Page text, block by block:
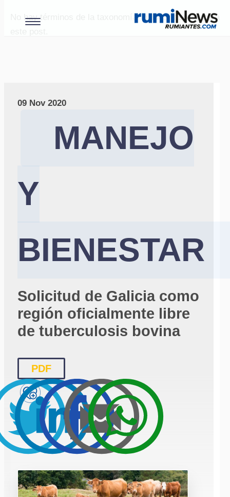
No hay términos de la taxonomía "paises" asociados a
09 Nov 2020
MANEJO
Y
BIENESTAR
Solicitud de Galicia como
región oficialmente libre
de tuberculosis bovina
PDF